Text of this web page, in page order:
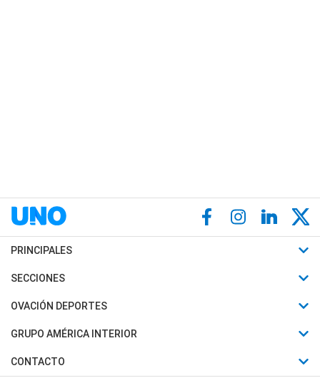
PRINCIPALES
Últimas Noticias
Política
Judiciales
SECCIONES
Horóscopo
Motores
Trucos caseros
OVACIÓN DEPORTES
Fútbol
Mundial
Automovilismo
GRUPO AMÉRICA INTERIOR
Canal 7 en Vivo
CONTACTO